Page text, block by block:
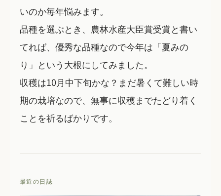
いのか毎年悩みます。
品種を選ぶとき、農林水産大臣賞受賞と書い
てれば、優秀な品種なので今年は「夏みの
り」という大根にしてみました。
収穫は10月中下旬かな？まだ暑くて難しい時
期の栽培なので、無事に収穫までたどり着く
ことを祈るばかりです。
最近の日誌